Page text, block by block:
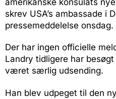
amerikanske konsulats
skrev USA’s ambassade i
pressemeddelelse onsdag.
Der har ingen officielle
Landry tidligere har
været særlig udsending.
Han blev udpeget til den